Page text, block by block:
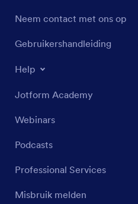
Neem contact met ons op
Gebruikershandleiding
Help
Jotform Academy
Webinars
Podcasts
Professional Services
Misbruik melden